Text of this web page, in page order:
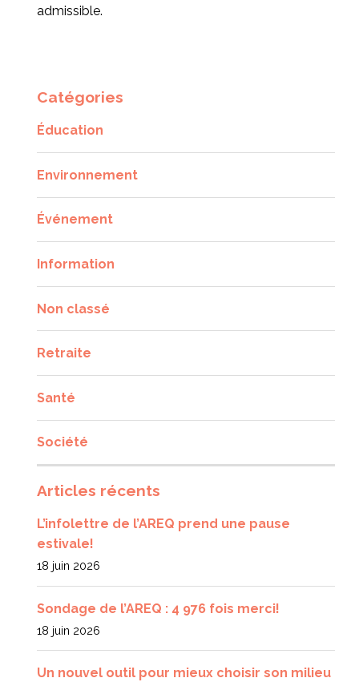
admissible.
Catégories
Éducation
Environnement
Événement
Information
Non classé
Retraite
Santé
Société
Articles récents
L’infolettre de l’AREQ prend une pause
estivale!
18 juin 2026
Sondage de l’AREQ : 4 976 fois merci!
18 juin 2026
Un nouvel outil pour mieux choisir son milieu